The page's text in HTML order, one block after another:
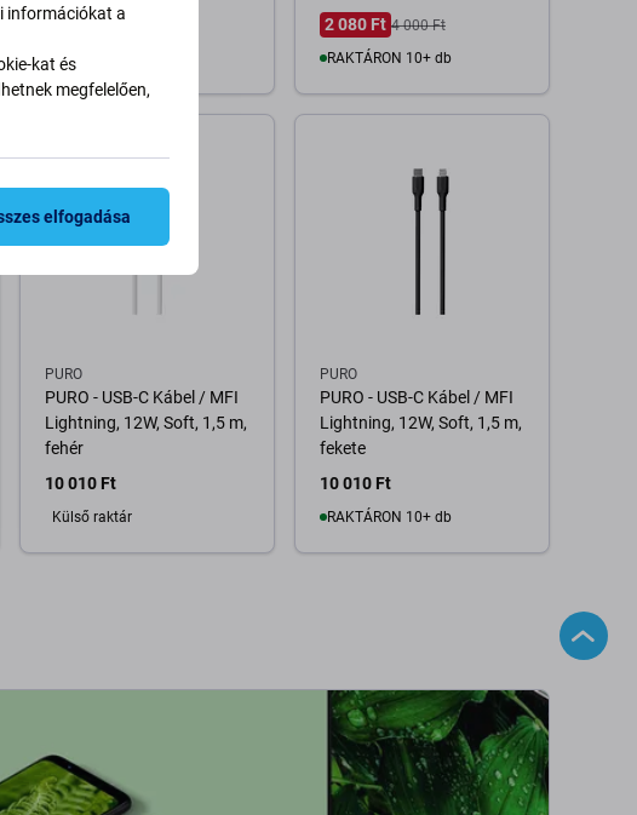
2 080 Ft
RAKTÁRON 10+ db
2 080 Ft 4 000 Ft
RAKTÁRON 10+ db
PURO
PURO - USB-C Kábel / MFI
Lightning, 12W, Soft, 1,5 m,
fehér
10 010 Ft
Külső raktár
PURO
PURO - USB-C Kábel / MFI
Lightning, 12W, Soft, 1,5 m,
fekete
10 010 Ft
RAKTÁRON 10+ db
információkat a
kat és
megfelelően,
elfogadása